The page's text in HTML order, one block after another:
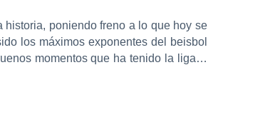
poniendo freno a lo que hoy se
los máximos exponentes del beisbol
momentos que ha tenido la liga…